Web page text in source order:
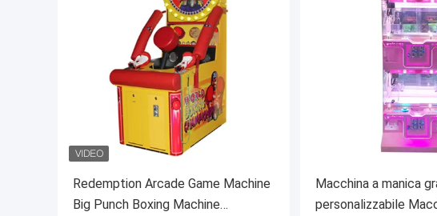
Redemption Arcade Game Machine
Big Punch Boxing Machine
Macchina a manica
personalizzabile